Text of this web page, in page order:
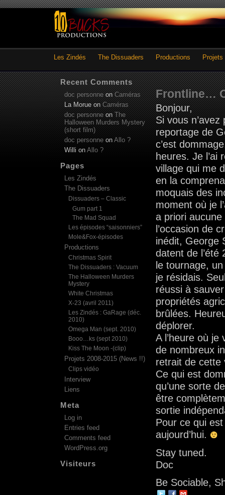
Les Zindés The Dissuaders Productions Projets
Frontline…
Bonjour,
Si vous
reportage de
c’est
heures. Je l’ai
village qui me
en la
moquais des
moment où je
a priori aucune
l’occasion de
inédit, George
datent de l’été
le tournage,
je résidais.
réussi à
propriétés
brûlées.
déplorer.
A l’heure où
de nombreux
retrait de cette
Ce qui est
qu’une sorte
être
sortie
Pour ce qui
aujourd’hui.
Stay tuned.
Doc
Be Sociable,
Recent Comments
doc personneonCaméras
La MorueonCaméras
doc personneonThe
Halloween Murders Mystery
(short film)
doc personne on Allo ?
Willi on Allo ?
Pages
Les Zindés
The Dissuaders
Dissuaders – Classic
Gum part 1
The Mad Squad
Les épisodes “saisonniers”
Mole&Fox-épisodes
Productions
Christmas Spirit
The Dissuaders : Vacuum
The Halloween Murders
Mystery
White Christmas
X-23 (avril 2011)
Les Zindés : GaRage (déc.
2010)
Omega Man (sept. 2010)
Booo…ks (sept 2010)
Kiss The Moon -(clip)
Projets 2008-2015 (News !!)
Clips vidéo
Interview
Liens
Meta
Log in
Entries feed
Comments feed
WordPress.org
Visiteurs